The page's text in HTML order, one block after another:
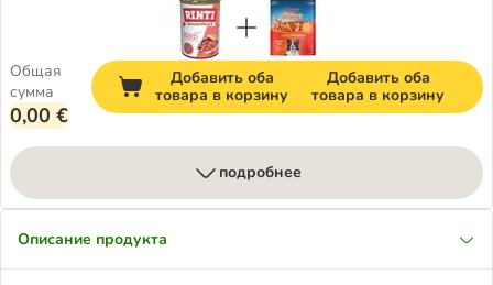
Общая
сумма
0,00 €
Добавить оба
товара в корзину
Добавить оба
товара в корзину
подробнее
Описание продукта